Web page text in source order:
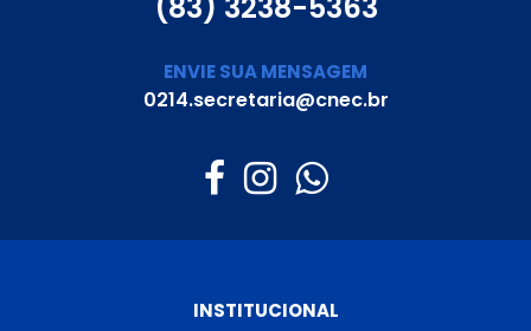
(83) 3238-5363
ENVIE SUA MENSAGEM
0214.secretaria@cnec.br
INSTITUCIONAL